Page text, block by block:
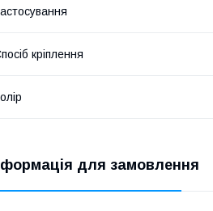
кріплення
для замовлення